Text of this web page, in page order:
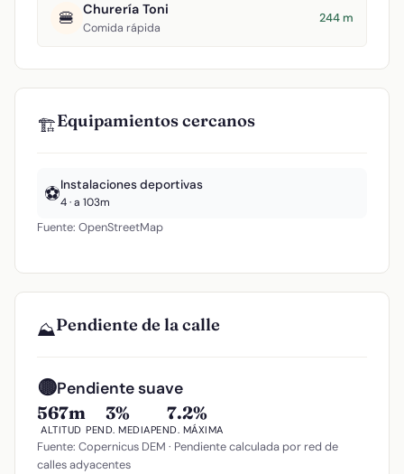
🍔 Churería Toni
Comida rápida
244 m
🏗️Equipamientos cercanos
⚽Instalaciones deportivas
4 · a 103m
Fuente: OpenStreetMap
⛰️Pendiente de la calle
🟡Pendiente suave
567m
ALTITUD
3%
PEND. MEDIA
7.2%
PEND. MÁXIMA
Fuente: Copernicus DEM · Pendiente calculada por red de
calles adyacentes